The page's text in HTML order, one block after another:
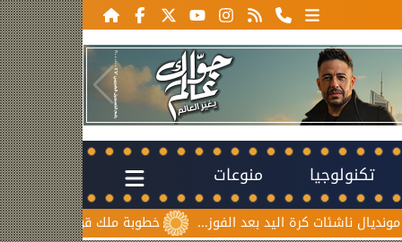
تكنولوجيا منوعات
خطوبة ملك قورة ويوسف عثمان.. احتفال اليد بعد الفوز...